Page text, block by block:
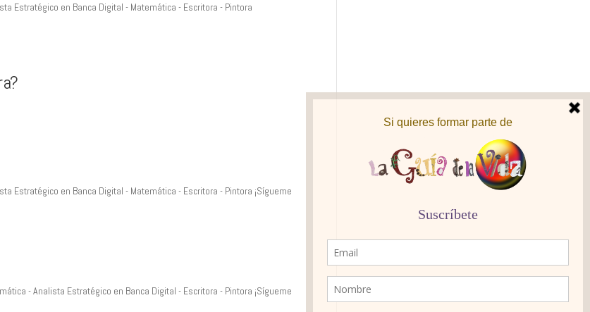
Estratégico en Banca Digital - Matemática - Escritora - Pintora
Estratégico en Banca Digital - Matemática - Escritora - Pintora ¡Sígueme
- Analista Estratégico en Banca Digital - Escritora - Pintora ¡Sígueme